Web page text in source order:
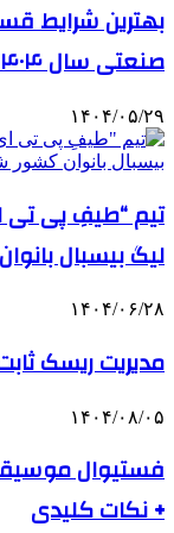
بهترین شرایط
صنعتی سال ۱۴۰۴
۱۴۰۴/۰۵/۲۹
تیم “طیفِ پی تی
لیگ بیسبال
۱۴۰۴/۰۶/۲۸
مدیریت ریسک
۱۴۰۴/۰۸/۰۵
فستیوال
+ نکات کلیدی